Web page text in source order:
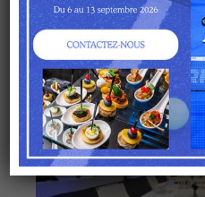
cannebière.
Des afters et des